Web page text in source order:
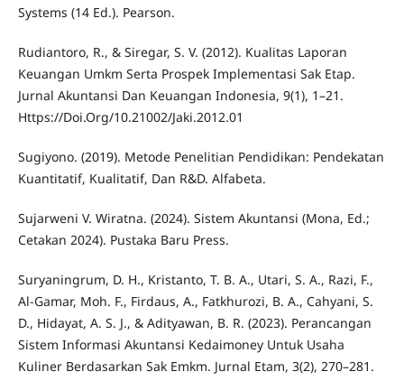
Systems (14 Ed.). Pearson.
Rudiantoro, R., & Siregar, S. V. (2012). Kualitas Laporan
Keuangan Umkm Serta Prospek Implementasi Sak Etap.
Jurnal Akuntansi Dan Keuangan Indonesia, 9(1), 1–21.
Https://Doi.Org/10.21002/Jaki.2012.01
Sugiyono. (2019). Metode Penelitian Pendidikan: Pendekatan
Kuantitatif, Kualitatif, Dan R&D. Alfabeta.
Sujarweni V. Wiratna. (2024). Sistem Akuntansi (Mona, Ed.;
Cetakan 2024). Pustaka Baru Press.
Suryaningrum, D. H., Kristanto, T. B. A., Utari, S. A., Razi, F.,
Al-Gamar, Moh. F., Firdaus, A., Fatkhurozi, B. A., Cahyani, S.
D., Hidayat, A. S. J., & Adityawan, B. R. (2023). Perancangan
Sistem Informasi Akuntansi Kedaimoney Untuk Usaha
Kuliner Berdasarkan Sak Emkm. Jurnal Etam, 3(2), 270–281.